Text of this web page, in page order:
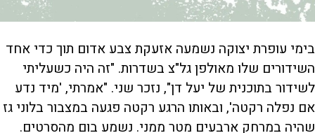
בימי עופרת יצוקה נשמעה אזעקת צבע אדום תוך כדי אחד
השידורים שלו מאולפן גל"צ בשדרות. "זה היה כשעליתי
לשידור בתוכנית של יעל דן", נזכר שני. "אמרתי, 'מיד נדע
אם נפלה רקטה', ובאותו הרגע רקטה פגעה במצבור בלוני גז
שהיה במרחק ארבעים מטר ממני. נשמע בום מהסרטים.